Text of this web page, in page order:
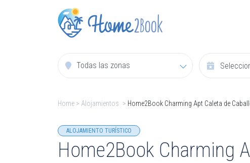
Todas las zonas
Home > Alojamientos > Home2Book Charming Apt Caleta de
ALOJAMIENTO TURÍSTICO
Home2Book Charming